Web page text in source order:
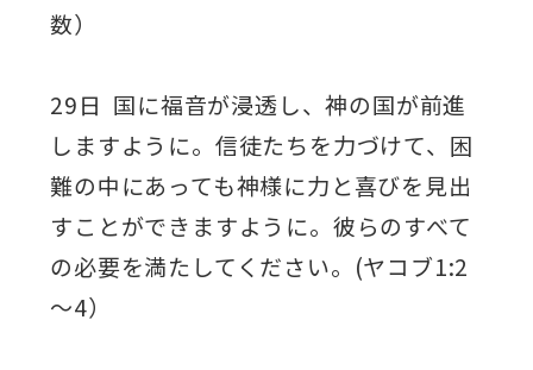
数）
29日 国に福音が浸透し、神の国が前進
しますように。信徒たちを力づけて、困
難の中にあっても神様に力と喜びを見出
すことができますように。彼らのすべて
の必要を満たしてください。(ヤコブ1:2
～4）